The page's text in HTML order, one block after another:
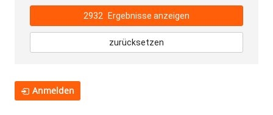
2932 Ergebnisse anzeigen
zurücksetzen
Anmelden